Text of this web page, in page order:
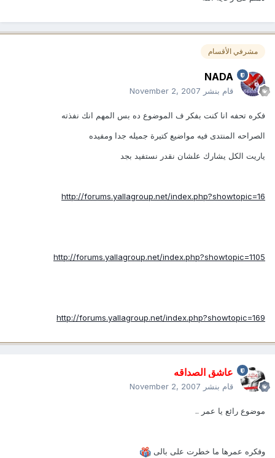
مشرفي الأقسام
NADA
قام بنشر November 2, 2007
فكره تحفه انا كنت بفكر ف الموضوع ده بس المهم انك نفذته
الصراحه المنتدى فيه مواضيع كتيرة جميله جدا ومفيده
ياريت الكل يشارك علشان نقدر نستفيد بجد
http://forums.yallagroup.net/index.php?showtopic=16
http://forums.yallagroup.net/index.php?showtopic=1105
http://forums.yallagroup.net/index.php?showtopic=169
عاشق الصداقه
قام بنشر November 2, 2007
موضوع رائع يا عمر ..
وفكره عمرها ما خطرت على بالى